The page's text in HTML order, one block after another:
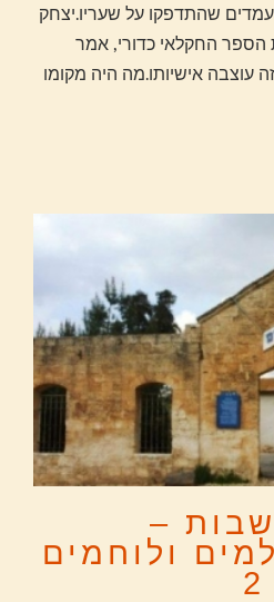
שהתדפקו על שעריו.יצחק
הספר החקלאי כדורי, אמר
עוצבה אישיותו.מה היה מקומו
–
ולוחמים